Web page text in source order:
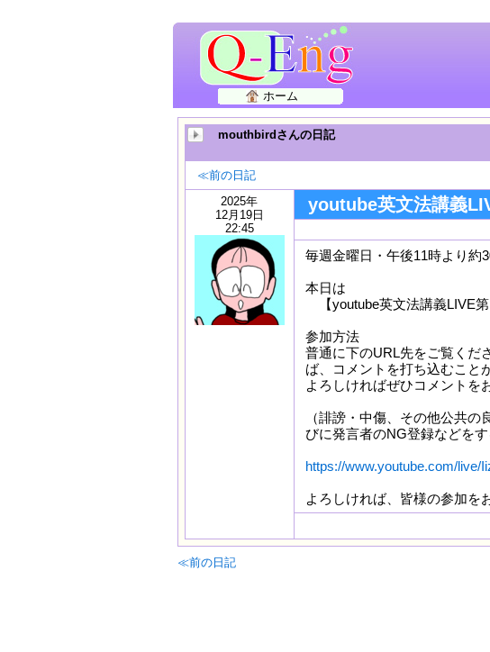
ホーム
mouthbirdさんの日記
≪前の日記
2025年
12月19日
22:45
youtube英文法講義
毎週金曜日・午後11時より約
本日は
【youtube英文法講義LIVE
参加方法
普通に下のURL先をご覧くだ
ば、コメントを打ち込むこと
よろしければぜひコメントを
（誹謗・中傷、その他公共
びに発言者のNG登録などをす
https://www.youtube.com/live/
よろしければ、皆様の参加を
≪前の日記